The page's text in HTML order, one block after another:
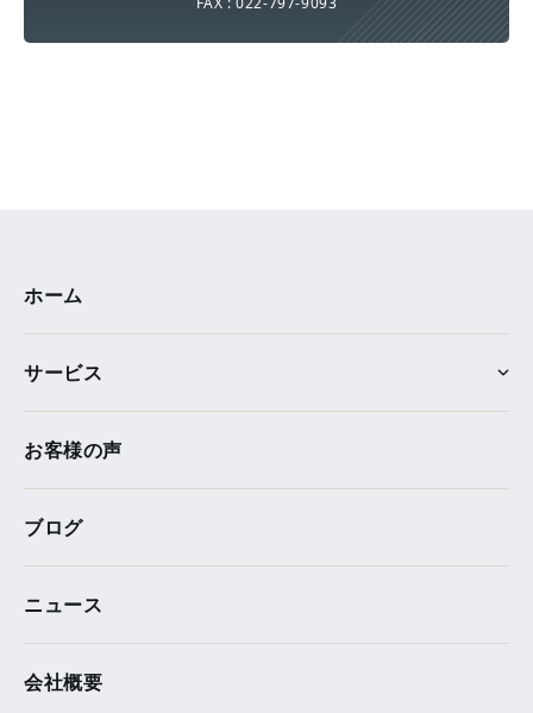
ホーム
サービス
お客様の声
ブログ
ニュース
会社概要